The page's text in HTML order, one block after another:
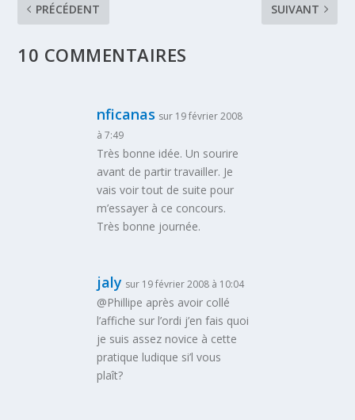
PRÉCÉDENT
SUIVANT
10 COMMENTAIRES
nficanas sur 19 février 2008
à 7:49
Très bonne idée. Un sourire
avant de partir travailler. Je
vais voir tout de suite pour
m’essayer à ce concours.
Très bonne journée.
jaly sur 19 février 2008 à 10:04
@Phillipe après avoir collé
l’affiche sur l’ordi j’en fais quoi
je suis assez novice à cette
pratique ludique si’l vous
plaît?